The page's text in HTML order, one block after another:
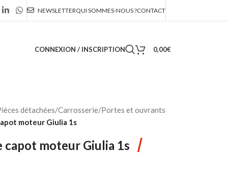
NEWSLETTERQUI SOMMES-NOUS ?CONTACT
CONNEXION / INSCRIPTION 0,00€
détachées/Carrosserie/Portes et ouvrants
moteur Giulia 1s
capot moteur Giulia 1s /